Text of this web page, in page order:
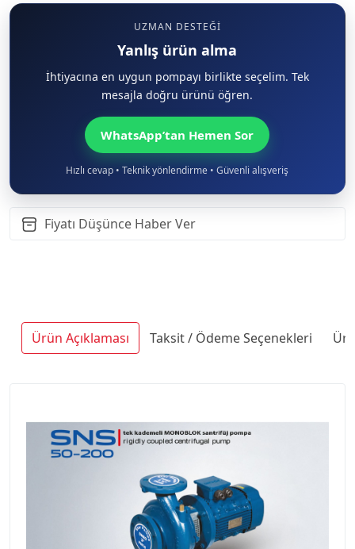
UZMAN DESTEĞI
Yanlış ürün alma
İhtiyacına en uygun pompayı birlikte seçelim. Tek
mesajla doğru ürünü öğren.
WhatsApp’tan Hemen Sor
Hızlı cevap • Teknik yönlendirme • Güvenli alışveriş
Fiyatı Düşünce Haber Ver
Ürün Açıklaması Taksit / Ödeme Seçenekleri